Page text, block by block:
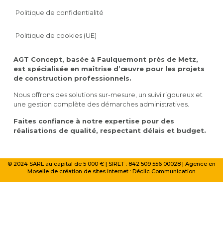
Politique de confidentialité
Politique de cookies (UE)
AGT Concept, basée à Faulquemont près de Metz,
est spécialisée en maîtrise d’œuvre pour les projets
de construction professionnels.
Nous offrons des solutions sur-mesure, un suivi rigoureux et
une gestion complète des démarches administratives.
Faites confiance à notre expertise pour des
réalisations de qualité, respectant délais et budget.
© 2024 SARL au capital de 5 000 € | SIRET : 842 509 556 00028 | Agence en
Moselle de création de sites internet : Déclic Communication